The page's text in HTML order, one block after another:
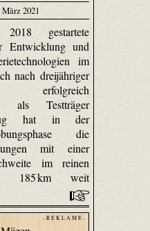
2021
gestartete
Entwicklung und
im
nach dreijähriger
erfolgreich
als Testträger
hat in der
die
mit einer
im reinen
185 km weit
- R E K L A M E -